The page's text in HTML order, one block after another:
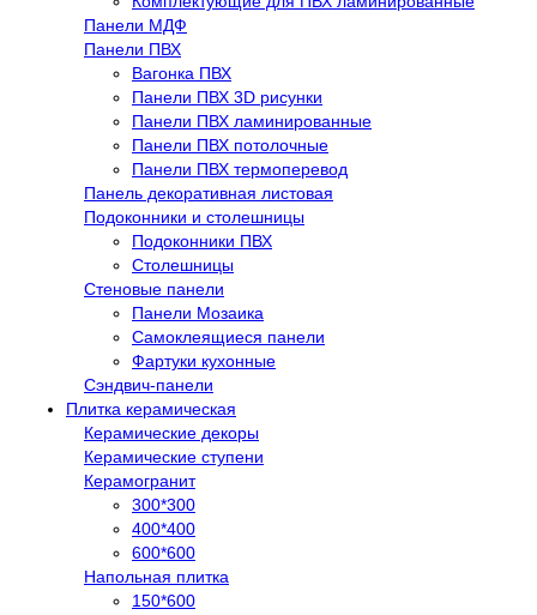
Панели МДФ
Панели ПВХ
Вагонка ПВХ
Панели ПВХ 3D рисунки
Панели ПВХ ламинированные
Панели ПВХ потолочные
Панели ПВХ термоперевод
Панель декоративная листовая
Подоконники и столешницы
Подоконники ПВХ
Столешницы
Стеновые панели
Панели Мозаика
Самоклеящиеся панели
Фартуки кухонные
Сэндвич-панели
Плитка керамическая
Керамические декоры
Керамические ступени
Керамогранит
300*300
400*400
600*600
Напольная плитка
150*600